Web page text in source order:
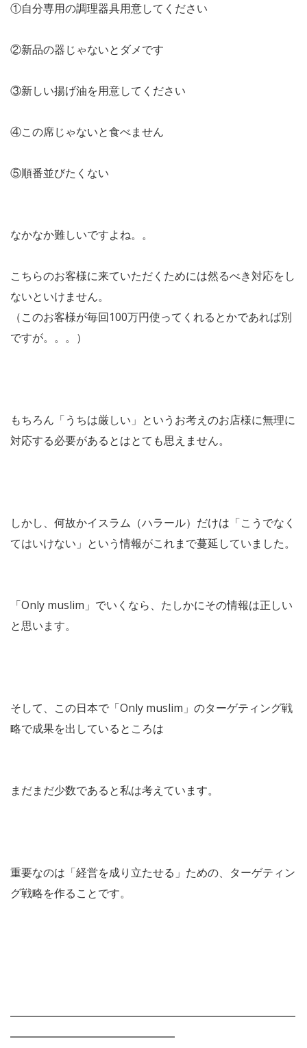
①自分専用の調理器具用意してください
②新品の器じゃないとダメです
③新しい揚げ油を用意してください
④この席じゃないと食べません
⑤順番並びたくない
なかなか難しいですよね。。
こちらのお客様に来ていただくためには然るべき対応をし
ないといけません。
（このお客様が毎回100万円使ってくれるとかであれば別
ですが。。。）
もちろん「うちは厳しい」というお考えのお店様に無理に
対応する必要があるとはとても思えません。
しかし、何故かイスラム（ハラール）だけは「こうでなく
てはいけない」という情報がこれまで蔓延していました。
「Only muslim」でいくなら、たしかにその情報は正しい
と思います。
そして、この日本で「Only muslim」のターゲティング戦
略で成果を出しているところは
まだまだ少数であると私は考えています。
重要なのは「経営を成り立たせる」ための、ターゲティン
グ戦略を作ることです。
━━━━━━━━━━━━━━━━━━━━━━━━━━
━━━━━━━━━━━━━━━